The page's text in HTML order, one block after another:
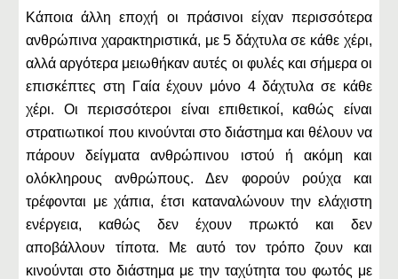
Κάποια άλλη εποχή οι πράσινοι είχαν περισσότερα
ανθρώπινα χαρακτηριστικά, με 5 δάχτυλα σε κάθε χέρι,
αλλά αργότερα μειωθήκαν αυτές οι φυλές και σήμερα οι
επισκέπτες στη Γαία έχουν μόνο 4 δάχτυλα σε κάθε
χέρι. Οι περισσότεροι είναι επιθετικοί, καθώς είναι
στρατιωτικοί που κινούνται στο διάστημα και θέλουν να
πάρουν δείγματα ανθρώπινου ιστού ή ακόμη και
ολόκληρους ανθρώπους. Δεν φορούν ρούχα και
τρέφονται με χάπια, έτσι καταναλώνουν την ελάχιστη
ενέργεια, καθώς δεν έχουν πρωκτό και δεν
αποβάλλουν τίποτα. Με αυτό τον τρόπο ζουν και
κινούνται στο διάστημα με την ταχύτητα του φωτός με